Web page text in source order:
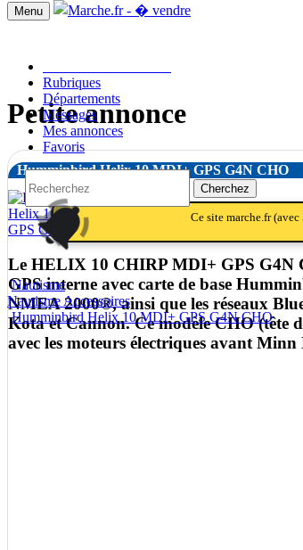
Menu
Rubriques
Départements
Messages
Mes annonces
Favoris
Cherchez
notifications_active
notifications
notifications Ce site marche.fr
Nautisme
Nautisme Accessoires
Humminbird Helix 10 MDI+ GPS G4N CHO
Petite annonce
Humminbird Helix 10 MDI+ GPS G4N CHO
Le HELIX 10 CHIRP MDI+ GPS G4N
GPS interne avec carte de base
NMEA 2000®, ainsi que les réseaux
Kota et Cannon. Ce modèle CHO (tête
avec les moteurs électriques avant